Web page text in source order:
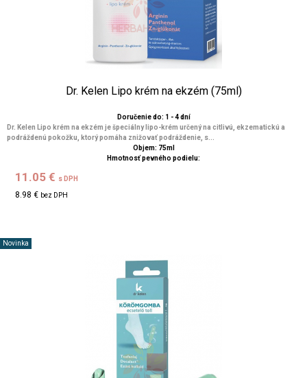
Dr. Kelen Lipo krém na ekzém (75ml)
Doručenie do: 1 - 4 dní
Dr. Kelen Lipo krém na ekzém je špeciálny lipo-krém určený na citlivú, ekzematickú a
podráždenú pokožku, ktorý pomáha znižovať podráždenie, s...
Objem: 75ml
Hmotnosť pevného podielu:
11.05 € s DPH
8.98 € bez DPH
Novinka